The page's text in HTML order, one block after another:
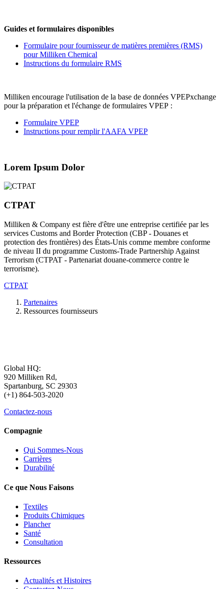
Guides et formulaires disponibles
Formulaire pour fournisseur de matières premières (RMS)
pour Milliken Chemical
Instructions du formulaire RMS
Milliken encourage l'utilisation de la base de données VPEPxchange
pour la préparation et l'échange de formulaires VPEP :
Formulaire VPEP
Instructions pour remplir l'AAFA VPEP
Lorem Ipsum Dolor
CTPAT
Milliken & Company est fière d'être une entreprise certifiée par les
services Customs and Border Protection (CBP - Douanes et
protection des frontières) des États-Unis comme membre conforme
de niveau II du programme Customs-Trade Partnership Against
Terrorism (CTPAT - Partenariat douane-commerce contre le
terrorisme).
CTPAT
Partenaires
Ressources fournisseurs
Global HQ:
920 Milliken Rd,
Spartanburg, SC 29303
(+1) 864-503-2020
Contactez-nous
Compagnie
Qui Sommes-Nous
Carrières
Durabilité
Ce que Nous Faisons
Textiles
Produits Chimiques
Plancher
Santé
Consultation
Ressources
Actualités et Histoires